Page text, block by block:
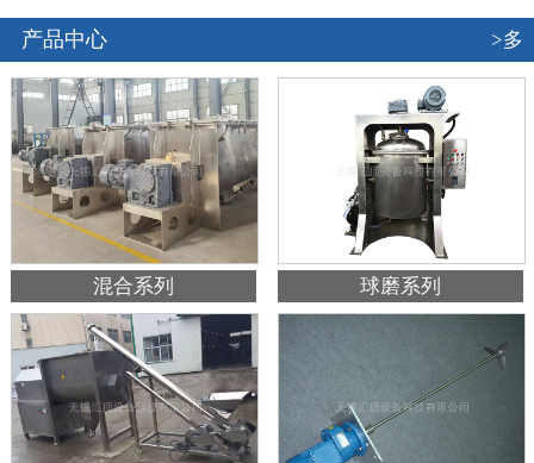
产品中心 >多
混合系列 球磨系列